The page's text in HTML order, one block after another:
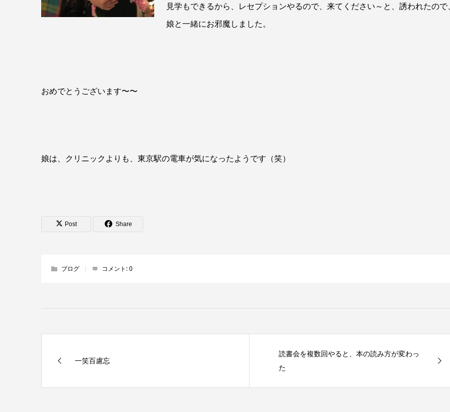
見学もできるから、レセプションやるので、来てください～と、誘われたので
娘と一緒にお邪魔しました。
おめでとうございます〜〜
娘は、クリニックよりも、東京駅の電車が気になったようです（笑）
Post Share
ブログ コメント:0
一笑百慮忘
読書会を複数回やると、本の読み方が変わっ
た